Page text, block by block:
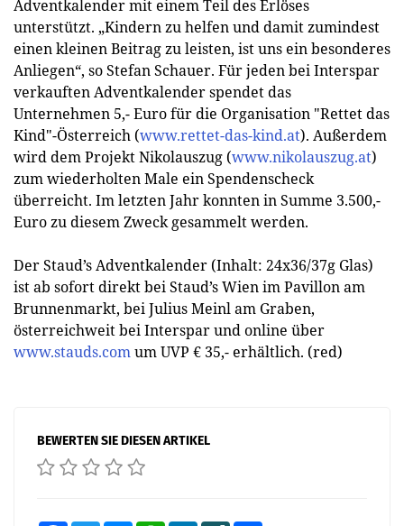
Adventkalender mit einem Teil des Erlöses
unterstützt. „Kindern zu helfen und damit zumindest
einen kleinen Beitrag zu leisten, ist uns ein besonderes
Anliegen“, so Stefan Schauer. Für jeden bei Interspar
verkauften Adventkalender spendet das
Unternehmen 5,- Euro für die Organisation "Rettet das
Kind"-Österreich (www.rettet-das-kind.at). Außerdem
wird dem Projekt Nikolauszug (www.nikolauszug.at)
zum wiederholten Male ein Spendenscheck
überreicht. Im letzten Jahr konnten in Summe 3.500,-
Euro zu diesem Zweck gesammelt werden.
Der Staud’s Adventkalender (Inhalt: 24x36/37g Glas)
ist ab sofort direkt bei Staud’s Wien im Pavillon am
Brunnenmarkt, bei Julius Meinl am Graben,
österreichweit bei Interspar und online über
www.stauds.comum UVP € 35,- erhältlich. (red)
BEWERTEN SIE DIESEN ARTIKEL